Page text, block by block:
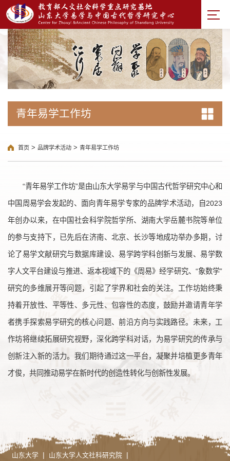
青年易学工作坊
首页 > 品牌学术活动 > 青年易学工作坊
“青年易学工作坊”是由山东大学易学与中国古代哲学研究中心和
中国周易学会发起的、面向青年易学专家的品牌学术活动，自2023
年创办以来，在中国社会科学院哲学所、湖南大学岳麓书院等单位
的参与支持下，已先后在济南、北京、长沙等地成功举办多期，讨
论了易学文献研究与数据库建设、易学跨学科创新与发展、易学数
字人文平台建设与推进、返本视域下的《周易》经学研究、“象数学”
研究的多维展开等问题，引起了学界和社会的关注。工作坊始终秉
持着开放性、平等性、多元性、包容性的态度，鼓励并邀请青年学
者携手探索易学研究的核心问题、前沿方向与实践路径。未来，工
作坊将继续拓展研究视野，深化跨学科对话，为易学研究的传承与
创新注入新的活力。我们期待通过这一平台，凝聚并培植更多青年
才俊，共同推动易学在新时代的创造性转化与创新性发展。
山东大学 | 山东大学人文社科研究院 |